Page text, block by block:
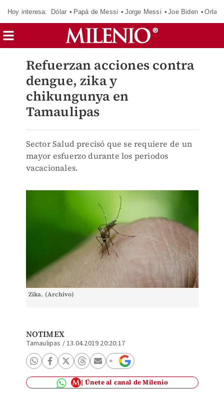
Hoy interesa: Dólar Papá de Messi Jorge Messi Joe Biden
Refuerzan acciones contra
dengue, zika y
chikungunya en
Tamaulipas
Sector Salud precisó que se requiere de un
mayor esfuerzo durante los periodos
vacacionales.
Zika. (Archivo)
NOTIMEX
Tamaulipas /13.04.2019 20:20:17
Únete al canal de Milenio